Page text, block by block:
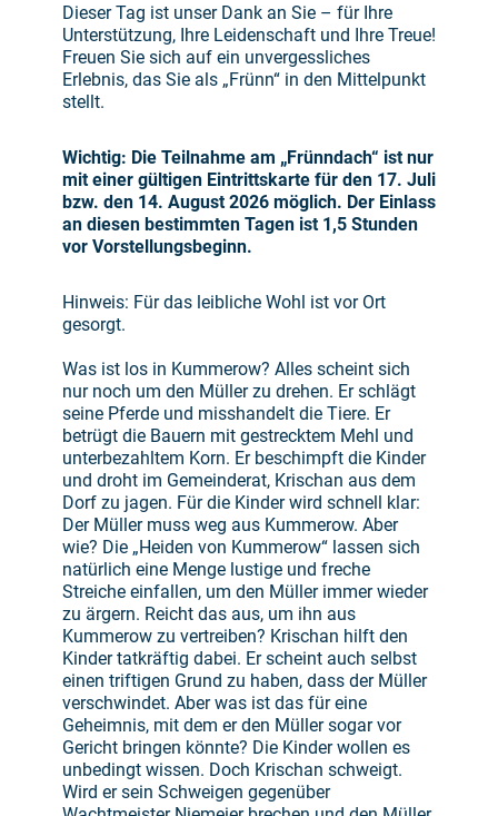
Dieser Tag ist unser Dank an Sie – für Ihre
Unterstützung, Ihre Leidenschaft und Ihre Treue!
Freuen Sie sich auf ein unvergessliches
Erlebnis, das Sie als „Frünn“ in den Mittelpunkt
stellt.
Wichtig: Die Teilnahme am „Frünndach“ ist nur
mit einer gültigen Eintrittskarte für den 17. Juli
bzw. den 14. August 2026 möglich. Der Einlass
an diesen bestimmten Tagen ist 1,5 Stunden
vor Vorstellungsbeginn.
Hinweis: Für das leibliche Wohl ist vor Ort
gesorgt.
Was ist los in Kummerow? Alles scheint sich
nur noch um den Müller zu drehen. Er schlägt
seine Pferde und misshandelt die Tiere. Er
betrügt die Bauern mit gestrecktem Mehl und
unterbezahltem Korn. Er beschimpft die Kinder
und droht im Gemeinderat, Krischan aus dem
Dorf zu jagen. Für die Kinder wird schnell klar:
Der Müller muss weg aus Kummerow. Aber
wie? Die „Heiden von Kummerow“ lassen sich
natürlich eine Menge lustige und freche
Streiche einfallen, um den Müller immer wieder
zu ärgern. Reicht das aus, um ihn aus
Kummerow zu vertreiben? Krischan hilft den
Kinder tatkräftig dabei. Er scheint auch selbst
einen triftigen Grund zu haben, dass der Müller
verschwindet. Aber was ist das für eine
Geheimnis, mit dem er den Müller sogar vor
Gericht bringen könnte? Die Kinder wollen es
unbedingt wissen. Doch Krischan schweigt.
Wird er sein Schweigen gegenüber